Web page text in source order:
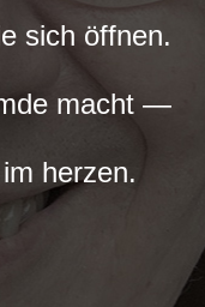
sich öffnen.
macht —
herzen.